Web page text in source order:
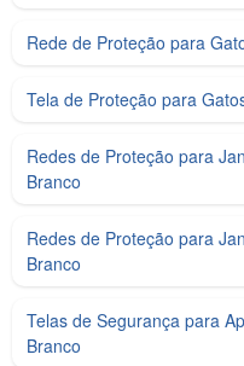
Rede de Proteção para
Tela de Proteção para
Redes de Proteção para
Branco
Redes de Proteção para
Branco
Telas de Segurança para
Branco